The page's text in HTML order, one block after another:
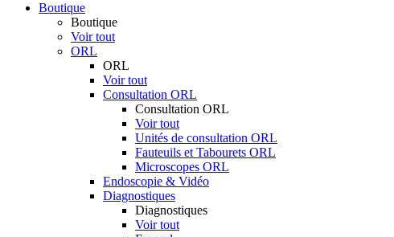
Boutique
Boutique
Voir tout
ORL
ORL
Voir tout
Consultation ORL
Consultation ORL
Voir tout
Unités de consultation ORL
Fauteuils et Tabourets ORL
Microscopes ORL
Endoscopie & Vidéo
Diagnostiques
Diagnostiques
Voir tout